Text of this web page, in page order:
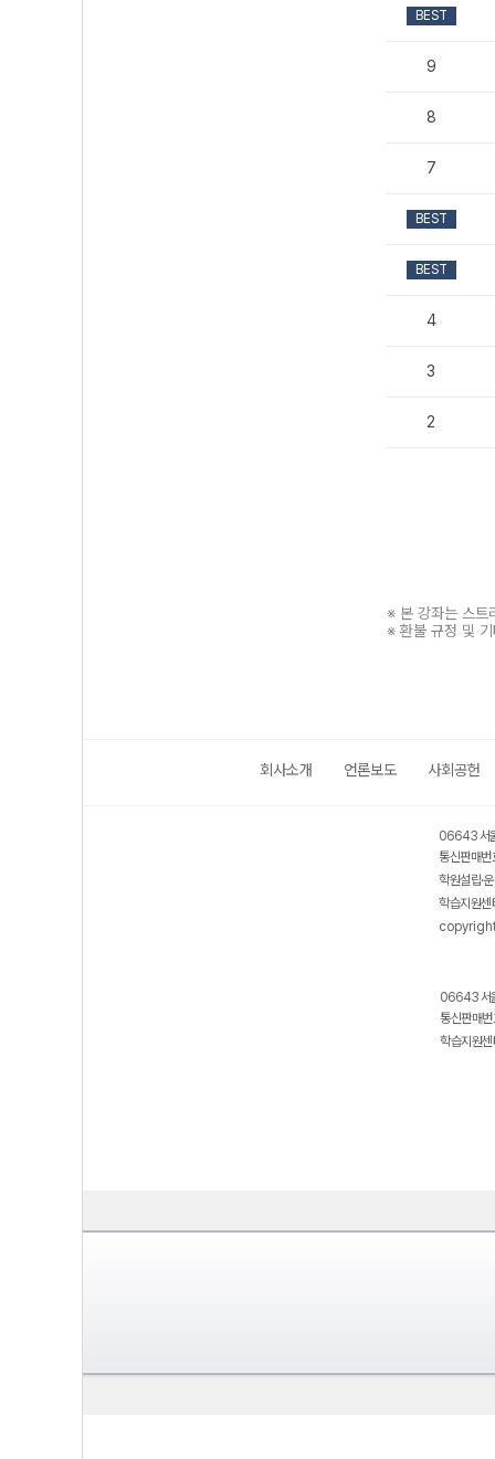
BEST
9
8
7
BEST
BEST
4
3
2
※ 본 강좌는 스트
※ 환불 규정 및
회사소개 언론보도 사회공헌
06643 서
통신판매
학원설립·
학습지원
06643 서
통신판매
학습지원